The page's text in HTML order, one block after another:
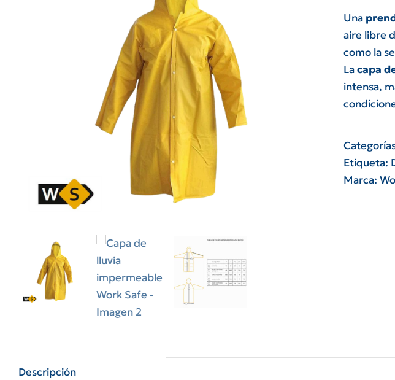
Una
aire libre
como la
Lacapa
intensa,
Etiqueta:
Marca:
Descripción